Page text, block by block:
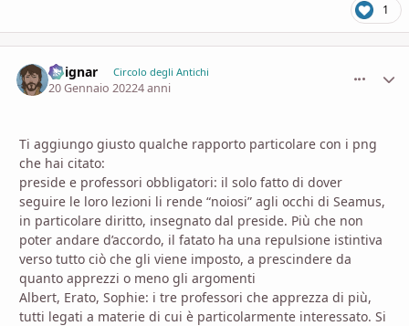
1
Voignar Circolo degli Antichi
20 Gennaio 20224 anni
Ti aggiungo giusto qualche rapporto particolare con i png
che hai citato:
preside e professori obbligatori: il solo fatto di dover
seguire le loro lezioni li rende “noiosi” agli occhi di Seamus,
in particolare diritto, insegnato dal preside. Più che non
poter andare d’accordo, il fatato ha una repulsione istintiva
verso tutto ciò che gli viene imposto, a prescindere da
quanto apprezzi o meno gli argomenti
Albert, Erato, Sophie: i tre professori che apprezza di più,
tutti legati a materie di cui è particolarmente interessato. Si